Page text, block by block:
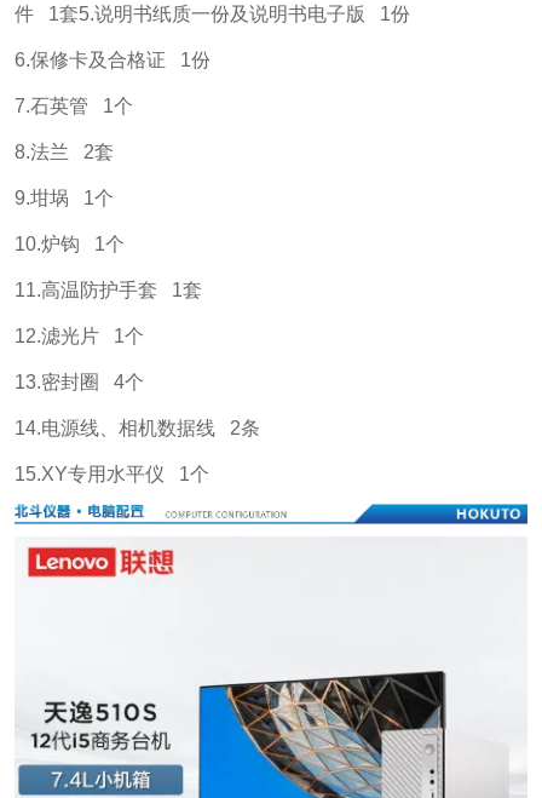
件 1套5.说明书纸质一份及说明书电子版 1份
6.保修卡及合格证 1份
7.石英管 1个
8.法兰 2套
9.坩埚 1个
10.炉钩 1个
11.高温防护手套 1套
12.滤光片 1个
13.密封圈 4个
14.电源线、相机数据线 2条
15.XY专用水平仪 1个